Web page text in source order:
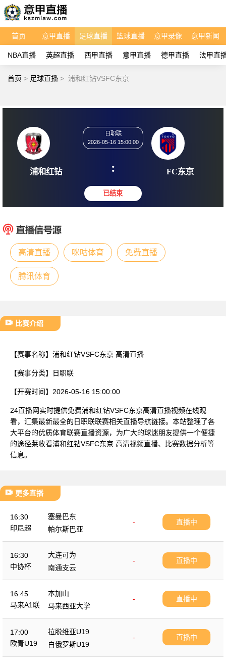
首页 意甲直播 足球直播 篮球直播 意甲录像 意甲新闻
NBA直播 英超直播 西甲直播 意甲直播 德甲直播 法甲直
首页 > 足球直播 > 浦和红钻VSFC东京
浦和红钻
2026-05-16 15:00:00
: FC
高清直播 咪咕体育 免费直播
腾讯体育
比赛介绍
【赛事名称】 浦和红钻VSFC东京 高清直播
【赛事分类】 日职联
【开赛时间】 2026-05-16 15:00:00
24直播网实时提供免费浦和红钻VSFC东京高清直播视频在线观
看，汇集最新最全的日职联联赛相关直播导航链接。本站整理了各
大平台的优质体育联赛直播资源，为广大的球迷朋友提供一个便捷
的途径莱收看浦和红钻VSFC东京 高清视频直播、比赛数据分析等
信息。
更多直播
16:30
印尼超
塞曼巴东
-
帕尔斯巴亚
直播中
16:30
中协杯
大连可为
-
南通支云
直播中
16:45
马来A1联
本加山
-
马来西亚大学
直播中
17:00
欧青U19
拉脱维亚U19
-
白俄罗斯U19
直播中